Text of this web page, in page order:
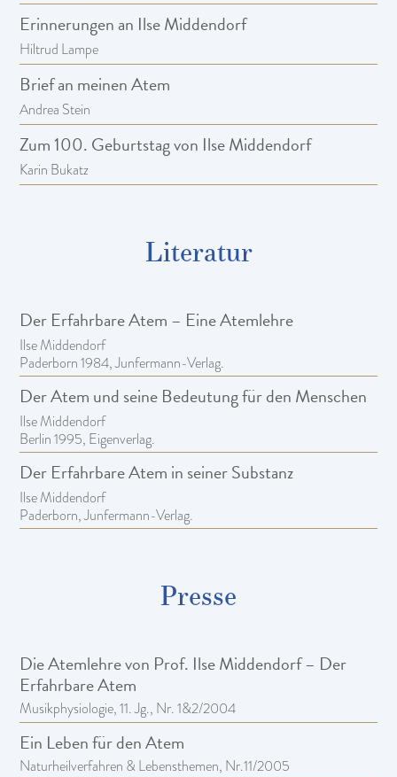
Erinnerungen an Ilse Middendorf
Hiltrud Lampe
Brief an meinen Atem
Andrea Stein
Zum 100. Geburtstag von Ilse Middendorf
Karin Bukatz
Literatur
Der Erfahrbare Atem – Eine Atemlehre
Ilse Middendorf
Paderborn 1984, Junfermann-Verlag.
Der Atem und seine Bedeutung für den Menschen
Ilse Middendorf
Berlin 1995, Eigenverlag.
Der Erfahrbare Atem in seiner Substanz
Ilse Middendorf
Paderborn, Junfermann-Verlag.
Presse
Die Atemlehre von Prof. Ilse Middendorf – Der
Erfahrbare Atem
Musikphysiologie, 11. Jg., Nr. 1&2/2004
Ein Leben für den Atem
Naturheilverfahren & Lebensthemen, Nr.11/2005